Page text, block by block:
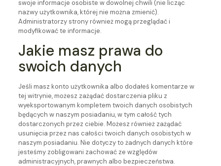
swoje informacje osobiste w dowolnej chwili (nie licząc
nazwy użytkownika, której nie można zmienić).
Administratorzy strony również mogą przeglądać i
modyfikować te informacje.
Jakie masz prawa do
swoich danych
Jeśli masz konto użytkownika albo dodałeś komentarze w
tej witrynie, możesz zażądać dostarczenia pliku z
wyeksportowanym kompletem twoich danych osobistych
będących w naszym posiadaniu, w tym całość tych
dostarczonych przez ciebie. Możesz również zażądać
usunięcia przez nas całości twoich danych osobistych w
naszym posiadaniu. Nie dotyczy to żadnych danych które
jesteśmy zobligowani zachować ze względów
administracyjnych, prawnych albo bezpieczeństwa.